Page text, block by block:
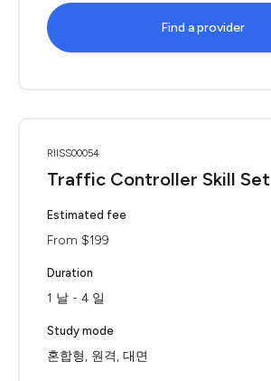
Find a provider
RIISS00054
Traffic Controller Skill Set
Estimated fee
From $199
Duration
1 날 - 4 일
Study mode
혼합형, 원격, 대면